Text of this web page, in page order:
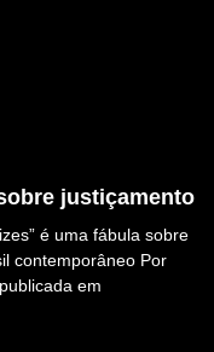
justiçamento
é uma fábula sobre
contemporâneo Por
em